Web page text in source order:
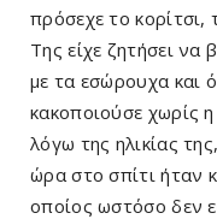
πρόσεχε το κορίτσι,
Της είχε ζητήσει να
με τα εσώρουχα και
κακοποιούσε χωρίς
λόγω της ηλικίας
ώρα στο σπίτι ήταν
οποίος ωστόσο δεν